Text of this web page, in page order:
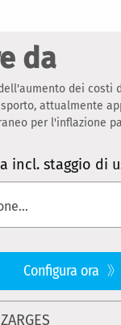
da
dei costi
attualmente
per l'inflazione
incl. staggio di
Configura ora